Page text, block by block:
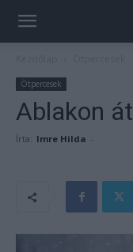
Ötpercesek
Ablakon át
Írta: Imre Hilda -